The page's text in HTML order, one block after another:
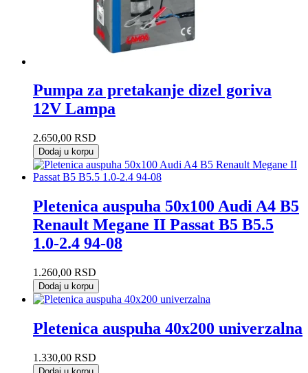
Pumpa za pretakanje dizel goriva
12V Lampa
2.650,00 RSD
Dodaj u korpu
Pletenica auspuha 50x100 Audi A4 B5
Renault Megane II Passat B5 B5.5
1.0-2.4 94-08
1.260,00 RSD
Dodaj u korpu
Pletenica auspuha 40x200 univerzalna
1.330,00 RSD